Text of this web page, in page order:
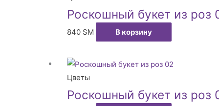
Роскошный букет из роз
840 ЅМ В корзину
Цветы
Роскошный букет из роз